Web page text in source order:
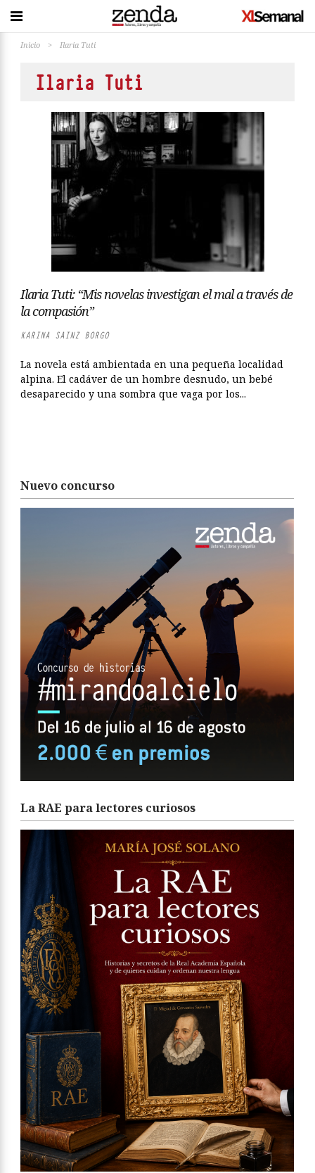
Inicio > Ilaria Tuti
Ilaria Tuti
Ilaria Tuti: “Mis novelas investigan el mal a través de
la compasión”
KARINA SAINZ BORGO
La novela está ambientada en una pequeña localidad
alpina. El cadáver de un hombre desnudo, un bebé
desaparecido y una sombra que vaga por los...
Nuevo concurso
La RAE para lectores curiosos